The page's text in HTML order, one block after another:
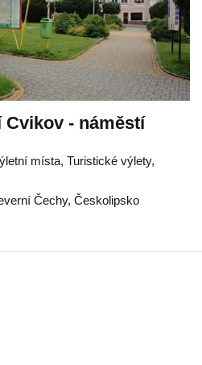
- náměstí
místa, Turistické výlety,
Čechy, Českolipsko